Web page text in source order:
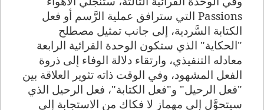
Passions التي سترافق عملية الرَّسم أو فعل
الكتابة السَّردية، إلى جانب تمثيل مصطلح
"الحكاية" الذي ستكون الوحدة القرائية الرابعة
معادله التنفيذي، وارتقاء دلالة الوفاء إلى ذروة
الفعل المشهود، وفي الوقت ذاته تثوير العلاقة بين
"فعل الرحيل" و"فعل الكتابة"، فعل الرحيل الذي
سيتحوَّل إلى مهماز لا فكاك من الاستجابة إلى